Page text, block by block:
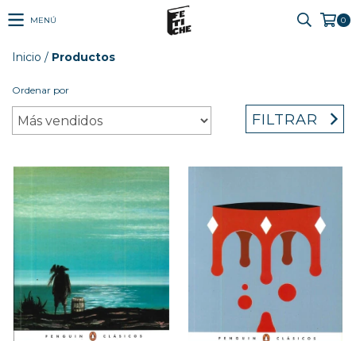
MENÚ 0
Inicio / Productos
Ordenar por
FILTRAR